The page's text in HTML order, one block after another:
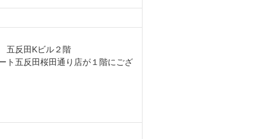
五反田Kビル２階
ト五反田桜田通り店が１階にござ